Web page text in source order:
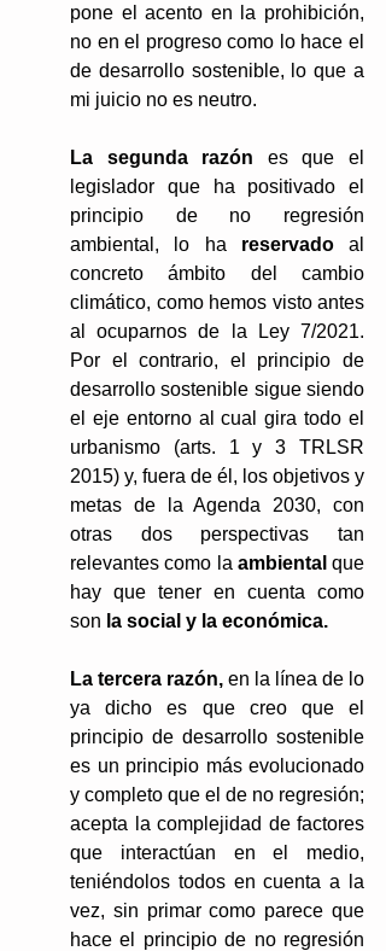
pone el acento en la prohibición,
no en el progreso como lo hace el
de desarrollo sostenible, lo que a
mi juicio no es neutro.
La segunda razón es que el
legislador que ha positivado el
principio de no regresión
ambiental, lo ha reservado al
concreto ámbito del cambio
climático, como hemos visto antes
al ocuparnos de la Ley 7/2021.
Por el contrario, el principio de
desarrollo sostenible sigue siendo
el eje entorno al cual gira todo el
urbanismo (arts. 1 y 3 TRLSR
2015) y, fuera de él, los objetivos y
metas de la Agenda 2030, con
otras dos perspectivas tan
relevantes como la ambiental que
hay que tener en cuenta como
son la social y la económica.
La tercera razón, en la línea de lo
ya dicho es que creo que el
principio de desarrollo sostenible
es un principio más evolucionado
y completo que el de no regresión;
acepta la complejidad de factores
que interactúan en el medio,
teniéndolos todos en cuenta a la
vez, sin primar como parece que
hace el principio de no regresión